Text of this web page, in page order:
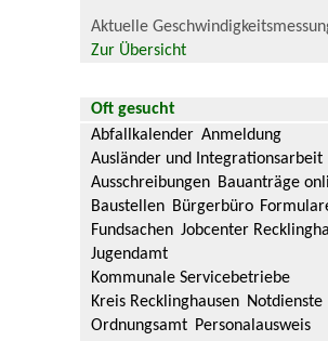
Aktuelle
Zur Übersicht
Oft gesucht
Abfallkalender Anmeldung
Ausländer und Integrationsarbeit
Ausschreibungen Bauanträge
Baustellen Bürgerbüro
Fundsachen Jobcenter
Jugendamt
Kommunale Servicebetriebe
Kreis Recklinghausen Notdienste
Ordnungsamt Personalausweis